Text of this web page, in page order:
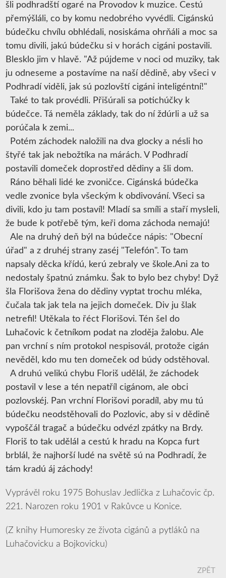
šli podhradští ogaré na Provodov k muzice. Cestú
přemýšláli, co by komu nedobrého vyvédli. Cigánskú
búdečku chvílu obhlédali, nosiskáma ohrňáli a moc sa
tomu divili, jakú búdečku si v horách cigáni postavili.
Blesklo jim v hlavě. "Až pújdeme v noci od muziky, tak
ju odneseme a postavíme na naší dědině, aby všeci v
Podhradí viděli, jak sú pozlovští cigáni inteligéntní!"
Také to tak provédli. Přišúrali sa potichúčky k
búdečce. Tá neměla základy, tak do ní ždúrli a už sa
porúčala k zemi...
Potém záchodek naložili na dva glocky a nésli ho
štyřé tak jak nebožtíka na márách. V Podhradí
postavili domeček doprostřed dědiny a šli dom.
Ráno běhali lidé ke zvoničce. Cigánská búdečka
vedle zvonice byla všeckým k obdivování. Všeci sa
divili, kdo ju tam postavíl! Mladí sa smíli a staří mysleli,
že bude k potřebě tým, keři doma záchoda nemajú!
Ale na druhý deň býl na búdečce nápis: "Obecní
úřad" a z druhéj strany zaséj "Telefón". To tam
napsaly děcka křídú, kerú zebraly ve škole.Ani za to
nedostaly špatnú známku. Šak to bylo bez chyby! Dyž
šla Florišova žena do dědiny vyptat trochu mléka,
čučala tak jak tela na jejich domeček. Div ju šlak
netrefil! Utěkala to řéct Florišovi. Tén šel do
Luhačovic k četníkom podat na zloděja žalobu. Ale
pan vrchní s ním protokol nespisovál, protože cigán
nevěděl, kdo mu ten domeček od búdy odstěhoval.
A druhú velikú chybu Floriš udělál, že záchodek
postavil v lese a tén nepatříl cigánom, ale obci
pozlovskéj. Pan vrchní Florišovi poradíl, aby mu tú
búdečku neodstěhovali do Pozlovic, aby si v dědině
vypoščál tragač a búdečku odvézl zpátky na Brdy.
Floriš to tak udělál a cestú k hradu na Kopca furt
brblál, že najhorší ludé na světě sú na Podhradí, že
tám kradú áj záchody!
Vyprávěl roku 1975 Bohuslav Jedlička z Luhačovic čp.
221. Narozen roku 1901 v Rakůvce u Konice.
(Z knihy Humoresky ze života cigánů a pytláků na
Luhačovicku a Bojkovicku)
ZPĚT